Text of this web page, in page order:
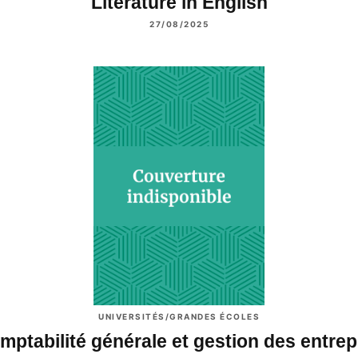
27/08/2025
UNIVERSITÉS/GRANDES ÉCOLES
générale et gestion des